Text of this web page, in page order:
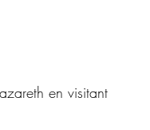
en visitant